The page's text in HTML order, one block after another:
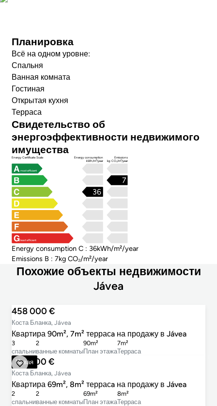
Планировка
Всё на одном уровне:
Спальня
Ванная комната
Гостиная
Открытая кухня
Терраса
Свидетельство об
энергоэффективности недвижимого
имущества
Energy Certificate Scale
Energy consumption
kWh/m²/year
Emissions
kg CO₂/m²/year
most efficient
least efficient
7
36
Energy consumption C : 36kWh/m²/year
Emissions B : 7kg CO₂/m²/year
Похожие объекты недвижимости
Jávea
458 000 €
Коста Бланка, Jávea
Квартира 90m², 7m² террасa на продажу в Jávea
cпальни
3
ванные комнаты
2
План этажа
90m²
Терраса
7m²
Новая
349 000 €
Коста Бланка, Jávea
Квартира 69m², 8m² террасa на продажу в Jávea
cпальни
2
ванные комнаты
2
План этажа
69m²
Терраса
8m²